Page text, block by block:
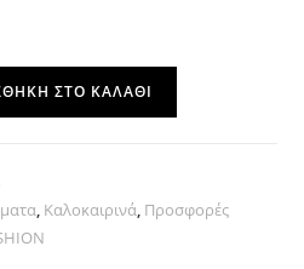
ΣΤΟ ΚΑΛΆΘΙ
Καλοκαιρινά Προσφορές